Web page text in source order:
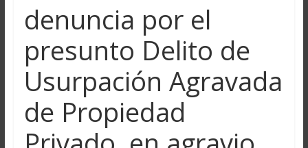
denuncia por el
presunto Delito de
Usurpación Agravada
de Propiedad